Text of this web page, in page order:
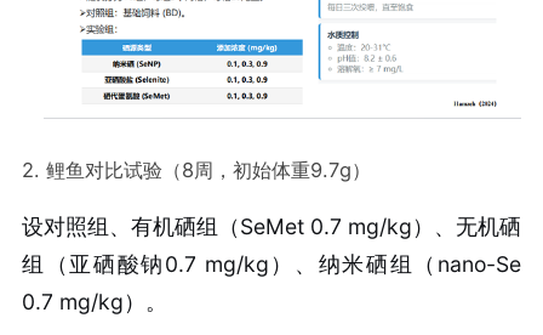
2. 鲤鱼对比试验（8周，初始体重9.7g）
设对照组、有机硒组（SeMet 0.7 mg/kg）、无机硒
组（亚硒酸钠0.7 mg/kg）、纳米硒组（nano-Se
0.7 mg/kg）。